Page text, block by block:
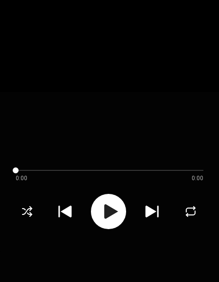
0:00 0:00